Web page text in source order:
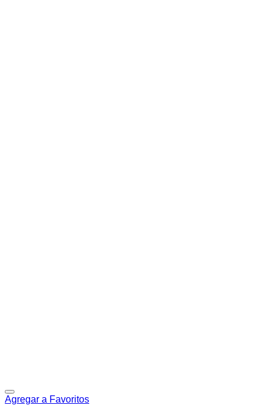
Agregar a Favoritos